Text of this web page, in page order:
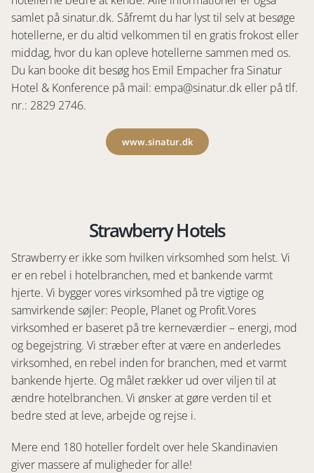
samlet på sinatur.dk. Såfremt du har lyst til selv at besøge
hotellerne, er du altid velkommen til en gratis frokost eller
middag, hvor du kan opleve hotellerne sammen med os.
Du kan booke dit besøg hos Emil Empacher fra Sinatur
Hotel & Konference på mail: empa@sinatur.dk eller på tlf.
nr.: 2829 2746.
www.sinatur.dk
Strawberry Hotels
Strawberry er ikke som hvilken virksomhed som helst. Vi
er en rebel i hotelbranchen, med et bankende varmt
hjerte. Vi bygger vores virksomhed på tre vigtige og
samvirkende søjler: People, Planet og Profit.Vores
virksomhed er baseret på tre kerneværdier – energi, mod
og begejstring. Vi stræber efter at være en anderledes
virksomhed, en rebel inden for branchen, med et varmt
bankende hjerte. Og målet rækker ud over viljen til at
ændre hotelbranchen. Vi ønsker at gøre verden til et
bedre sted at leve, arbejde og rejse i.
Mere end 180 hoteller fordelt over hele Skandinavien
giver massere af muligheder for alle!